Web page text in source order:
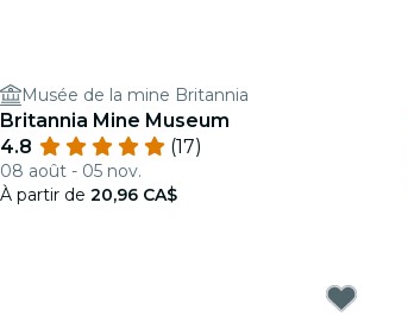
Musée de la mine Britannia
Britannia Mine Museum
4.8
(17)
08 août - 05 nov.
À partir de 20,96 CA$